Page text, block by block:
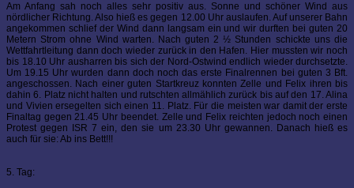
Am Anfang sah noch alles sehr positiv aus. Sonne und schöner Wind aus
nördlicher Richtung. Also hieß es gegen 12.00 Uhr auslaufen. Auf unserer Bahn
angekommen schlief der Wind dann langsam ein und wir durften bei guten 20
Metern Strom ohne Wind warten. Nach guten 2 ½ Stunden schickte uns die
Wettfahrtleitung dann doch wieder zurück in den Hafen. Hier mussten wir noch
bis 18.10 Uhr ausharren bis sich der Nord-Ostwind endlich wieder durchsetzte.
Um 19.15 Uhr wurden dann doch noch das erste Finalrennen bei guten 3 Bft.
angeschossen. Nach einer guten Startkreuz konnten Zelle und Felix ihren bis
dahin 6. Platz nicht halten und rutschten allmählich zurück bis auf den 17. Alina
und Vivien ersegelten sich einen 11. Platz. Für die meisten war damit der erste
Finaltag gegen 21.45 Uhr beendet. Zelle und Felix reichten jedoch noch einen
Protest gegen ISR 7 ein, den sie um 23.30 Uhr gewannen. Danach hieß es
auch für sie: Ab ins Bett!!!
5. Tag: